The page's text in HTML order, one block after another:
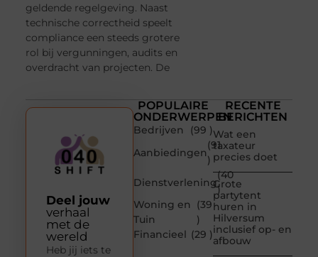
geldende regelgeving. Naast
technische correctheid speelt
compliance een steeds grotere
rol bij vergunningen, audits en
overdracht van projecten. De
POPULAIRE
ONDERWERPEN
Bedrijven
(99 )
Aanbiedingen
(91
)
Dienstverlening
(40
)
Woning en
Tuin
(39
)
Financieel (29 )
RECENTE
BERICHTEN
Wat een
taxateur
precies doet
Grote
partytent
huren in
Hilversum
inclusief op- en
afbouw
Deel jouw
verhaal
met de
wereld
Heb jij iets te